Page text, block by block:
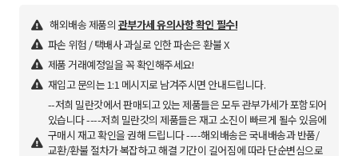
해외배송 제품의 관부가세 유의사항 확인 필수!
파손 위험 / 택배사 과실로 인한 파손은 환불 X
제품 거래예정일을 꼭 확인해주세요!
재입고 문의는 1:1 메시지로 남겨주시면 안내드립니다.
--저희 밀란갓에서 판매되고 있는 제품들은 모두 관부가세가 포함되어
있습니다 ----저희 밀란갓의 제품들은 재고 소진이 빠르게 될수 있음에
구매시 재고 확인을 권해 드립니다 ----해외배송은 국내배송과 반품/
교환/환불 절차가 복잡하고 해결 기간이 길어짐에 따라 단순변심으로